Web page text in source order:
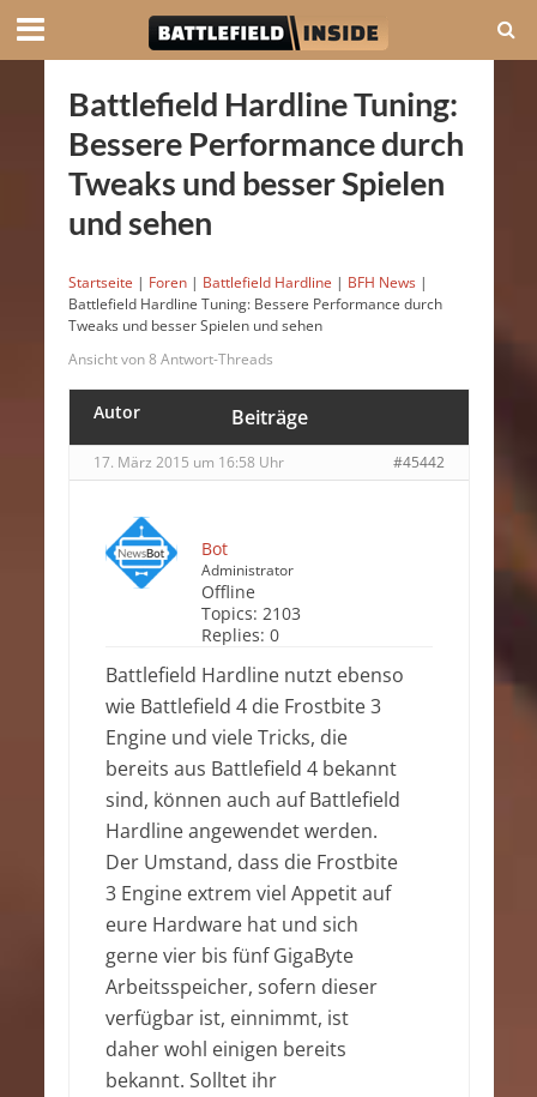
Battlefield Hardline Tuning:
Bessere Performance durch
Tweaks und besser Spielen
und sehen
Startseite | Foren | Battlefield Hardline | BFH News |
Battlefield Hardline Tuning: Bessere Performance durch
Tweaks und besser Spielen und sehen
Ansicht von 8 Antwort-Threads
Autor Beiträge
17. März 2015 um 16:58 Uhr #45442
Bot
Administrator
Offline
Topics: 2103
Replies: 0
Battlefield Hardline nutzt ebenso
wie Battlefield 4 die Frostbite 3
Engine und viele Tricks, die
bereits aus Battlefield 4 bekannt
sind, können auch auf Battlefield
Hardline angewendet werden.
Der Umstand, dass die Frostbite
3 Engine extrem viel Appetit auf
eure Hardware hat und sich
gerne vier bis fünf GigaByte
Arbeitsspeicher, sofern dieser
verfügbar ist, einnimmt, ist
daher wohl einigen bereits
bekannt. Solltet ihr